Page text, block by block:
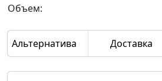
Объем:
Альтернатива Доставка